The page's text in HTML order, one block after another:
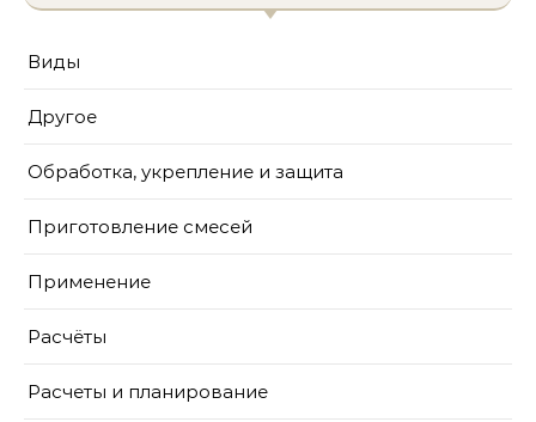
Виды
Другое
Обработка, укрепление и защита
Приготовление смесей
Применение
Расчёты
Расчеты и планирование